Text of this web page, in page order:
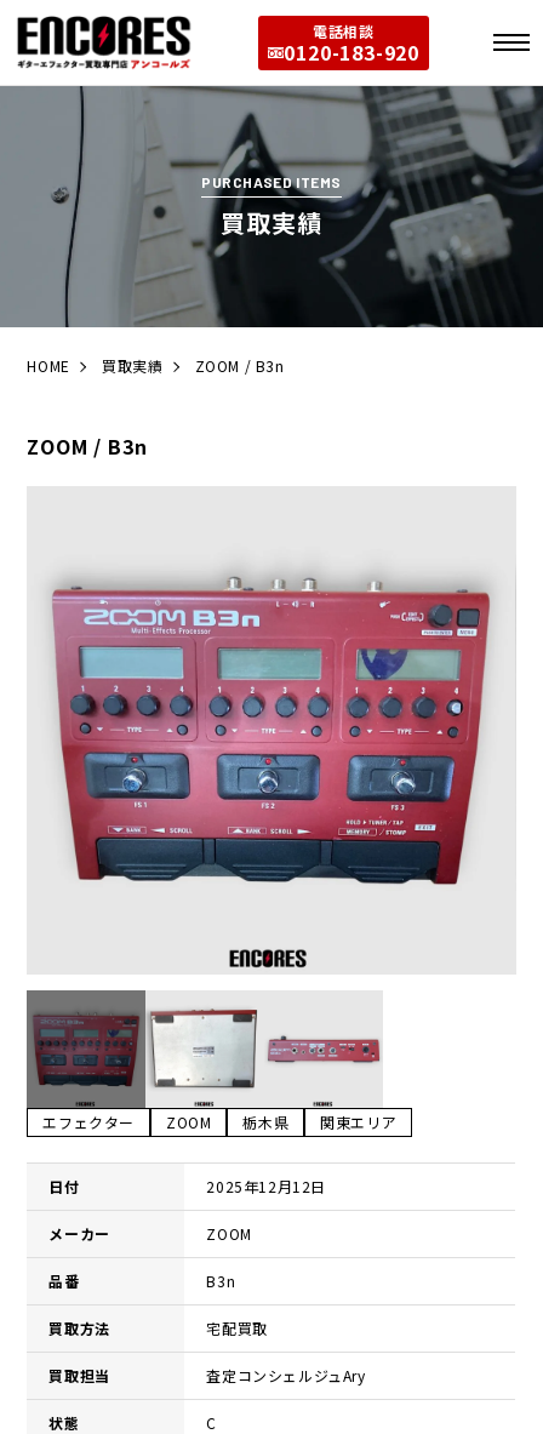
電話相談
0120-183-920
PURCHASED ITEMS
買取実績
HOME 買取実績 ZOOM / B3n
ZOOM / B3n
エフェクター ZOOM 栃木県 関東エリア
日付 2025年12月12日
メーカー ZOOM
品番 B3n
買取方法 宅配買取
買取担当 査定コンシェルジュAry
状態 C